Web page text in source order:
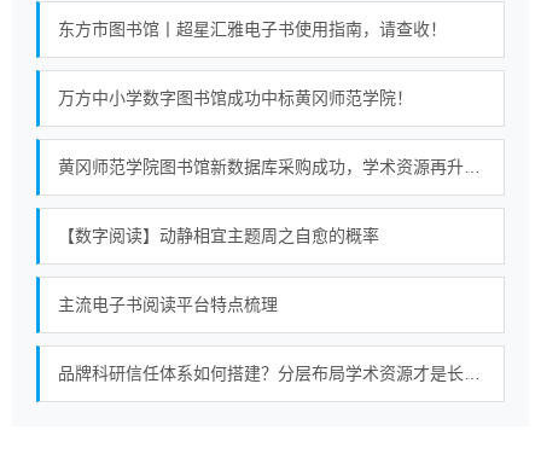
东方市图书馆丨超星汇雅电子书使用指南，请查收！
万方中小学数字图书馆成功中标黄冈师范学院！
【数字阅读】动静相宜主题周之自愈的概率
主流电子书阅读平台特点梳理